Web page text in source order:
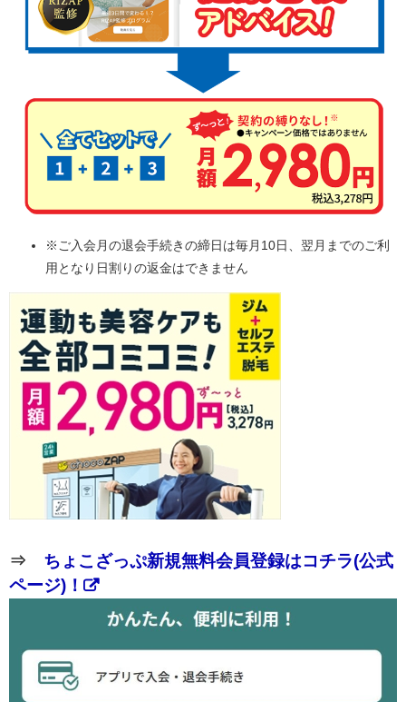
※ご入会月の退会手続きの締日は毎月10日、翌月までのご利
用となり日割りの返金はできません
⇒ ちょこざっぷ新規無料会員登録はコチラ(公式
ページ)！